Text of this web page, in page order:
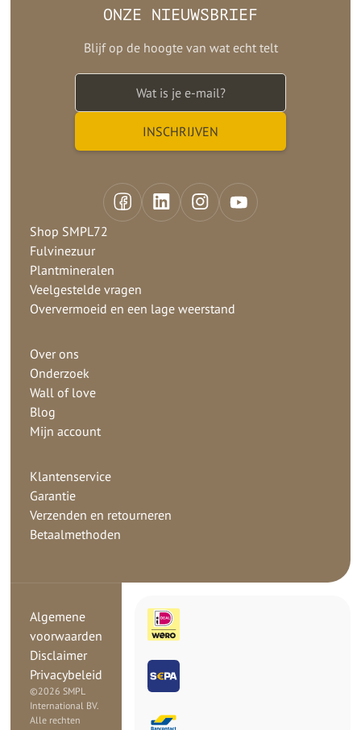
ONZE NIEUWSBRIEF
Blijf op de hoogte van wat echt telt
Shop SMPL72
Fulvinezuur
Plantmineralen
Veelgestelde vragen
Oververmoeid en een lage weerstand
Over ons
Onderzoek
Wall of love
Blog
Mijn account
Klantenservice
Garantie
Verzenden en retourneren
Betaalmethoden
Algemene
voorwaarden
Disclaimer
Privacybeleid
©2026 SMPL
International BV.
Alle rechten